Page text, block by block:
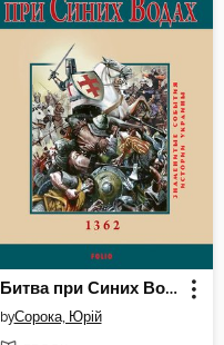
Битва при Синих Водах
byСорока, Юрій